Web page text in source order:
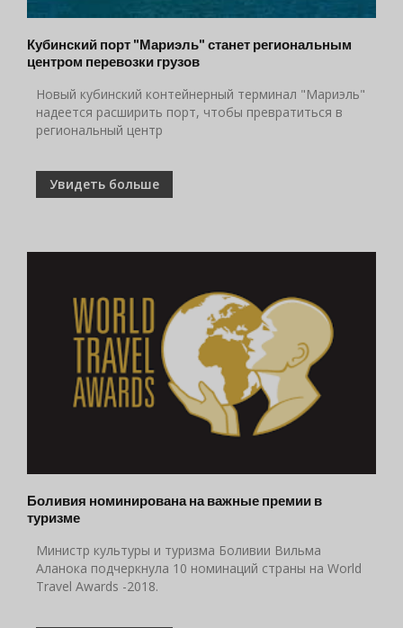
Кубинский порт "Мариэль" станет региональным
центром перевозки грузов
Новый кубинский контейнерный терминал "Мариэль"
надеется расширить порт, чтобы превратиться в
региональный центр
Увидеть больше
Боливия номинирована на важные премии в
туризме
Министр культуры и туризма Боливии Вильма
Аланока подчеркнула 10 номинаций страны на World
Travel Awards -2018.